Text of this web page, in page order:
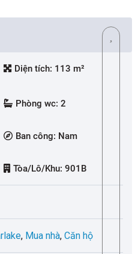
Diện tích: 113 m²
Phòng wc: 2
Ban công: Nam
Tòa/Lô/Khu: 901B
, Mua nhà, Căn hộ